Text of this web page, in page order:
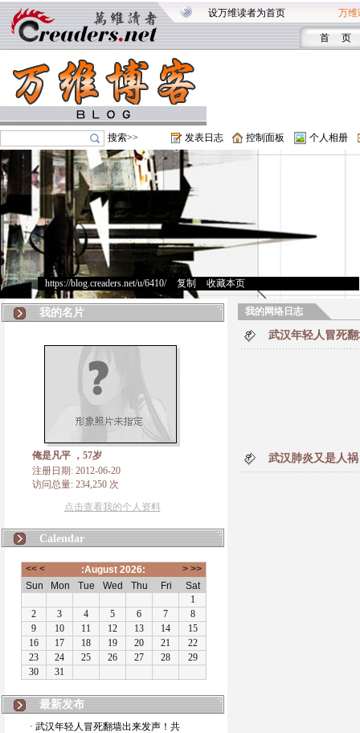
设万维读者为首页 万维
首 页
搜索>> 发表日志 控制面板 个人相册
https://blog.creaders.net/u/6410/> 复制 收藏本页
我的名片
俺是凡平 ，57岁
注册日期: 2012-06-20
访问总量: 234,250 次
点击查看我的个人资料
Calendar
最新发布
· 武汉年轻人冒死翻墙出来发声！共
我的网络日志
武汉年轻人冒死
武汉肺炎又是人